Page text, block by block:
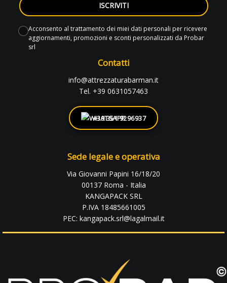
ISCRIVITI
Acconsento al trattamento dei miei dati personali per ricevere
aggiornamenti, promozioni e sconti personalizzati da Probar
srl
Contatti
info@attrezzaturabarman.it
Tel. +39 0631057463
+39 351 9296937
Sede legale e operativa
Via Giovanni Papini 16/18/20
00137 Roma - Italia
KANGAPACK SRL
P.IVA 18485661005
PEC: kangapack.srl@lagalmail.it